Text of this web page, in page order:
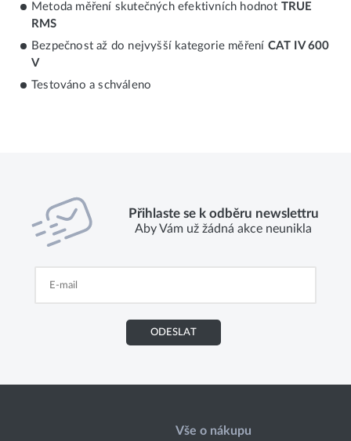
Metoda měření skutečných efektivních hodnot TRUE
RMS
Bezpečnost až do nejvyšší kategorie měření CAT IV 600
V
Testováno a schváleno
Přihlaste se k odběru newslettru
Aby Vám už žádná akce neunikla
ODESLAT
Vše o nákupu